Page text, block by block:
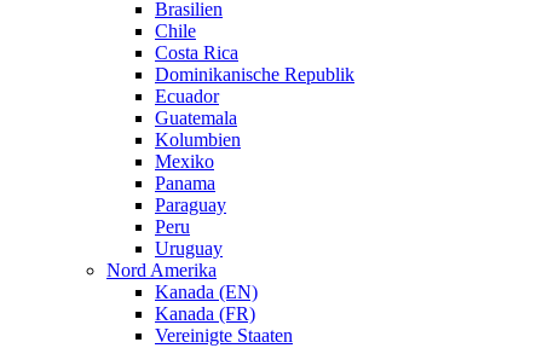
Brasilien
Chile
Costa Rica
Dominikanische Republik
Ecuador
Guatemala
Kolumbien
Mexiko
Panama
Paraguay
Peru
Uruguay
Nord Amerika
Kanada (EN)
Kanada (FR)
Vereinigte Staaten